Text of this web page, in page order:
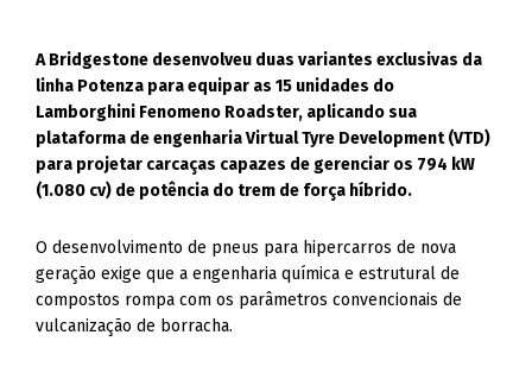
A Bridgestone desenvolveu duas variantes exclusivas da
linha Potenza para equipar as 15 unidades do
Lamborghini Fenomeno Roadster, aplicando sua
plataforma de engenharia Virtual Tyre Development (VTD)
para projetar carcaças capazes de gerenciar os 794 kW
(1.080 cv) de potência do trem de força híbrido.
O desenvolvimento de pneus para hipercarros de nova
geração exige que a engenharia química e estrutural de
compostos rompa com os parâmetros convencionais de
vulcanização de borracha.